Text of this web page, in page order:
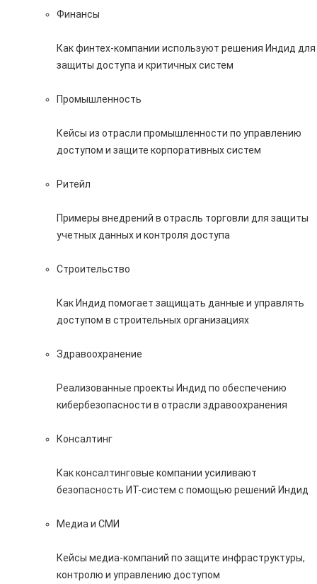
Финансы
Как финтех-компании используют решения Индид для
защиты доступа и критичных систем
Промышленность
Кейсы из отрасли промышленности по управлению
доступом и защите корпоративных систем
Ритейл
Примеры внедрений в отрасль торговли для защиты
учетных данных и контроля доступа
Строительство
Как Индид помогает защищать данные и управлять
доступом в строительных организациях
Здравоохранение
Реализованные проекты Индид по обеспечению
кибербезопасности в отрасли здравоохранения
Консалтинг
Как консалтинговые компании усиливают
безопасность ИТ-систем с помощью решений Индид
Медиа и СМИ
Кейсы медиа-компаний по защите инфраструктуры,
контролю и управлению доступом